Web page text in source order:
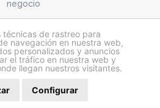
técnicas de rastreo para
navegación en nuestra web,
personalizados y anuncios
el tráfico en nuestra web y
llegan nuestros visitantes.
Configurar
negocio
| Política de cookies|Política de privacidad